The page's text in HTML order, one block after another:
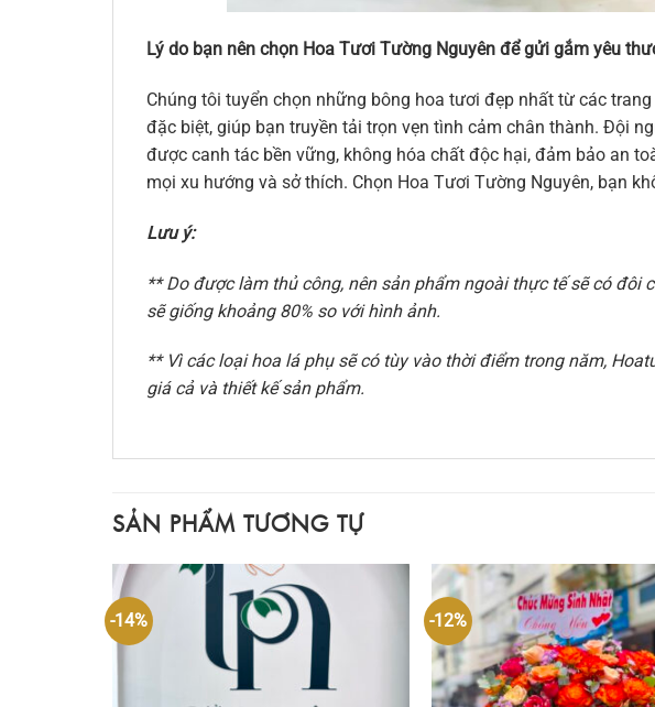
Lý do bạn nên chọn Hoa Tươi Tường Nguyên để gửi gắm yêu
Chúng tôi tuyển chọn những bông hoa tươi đẹp nhất từ các
đặc biệt, giúp bạn truyền tải trọn vẹn tình cảm chân thành. Đội
được canh tác bền vững, không hóa chất độc hại, đảm bảo an
mọi xu hướng và sở thích. Chọn Hoa Tươi Tường Nguyên, bạn
Lưu ý:
** Do được làm thủ công, nên sản phẩm ngoài thực tế sẽ có đôi
sẽ giống khoảng 80% so với hình ảnh.
** Vì các loại hoa lá phụ sẽ có tùy vào thời điểm trong năm,
giá cả và thiết kế sản phẩm.
SẢN PHẨM TƯƠNG TỰ
-14% -12%